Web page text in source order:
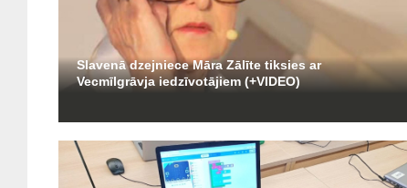
Slavenā dzejniece Māra Zālīte tiksies ar
Vecmīlgrāvja iedzīvotājiem (+VIDEO)